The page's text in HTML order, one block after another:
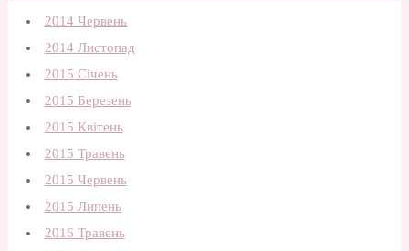
2014 Червень
2014 Листопад
2015 Січень
2015 Березень
2015 Квітень
2015 Травень
2015 Червень
2015 Липень
2016 Травень